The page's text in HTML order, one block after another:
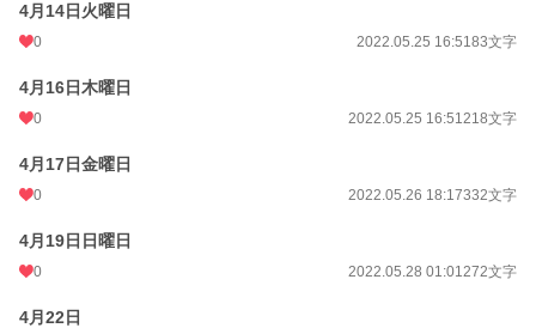
4月14日火曜日
0 2022.05.25 16:5183文字
4月16日木曜日
0 2022.05.25 16:51218文字
4月17日金曜日
0 2022.05.26 18:17332文字
4月19日日曜日
0 2022.05.28 01:01272文字
4月22日